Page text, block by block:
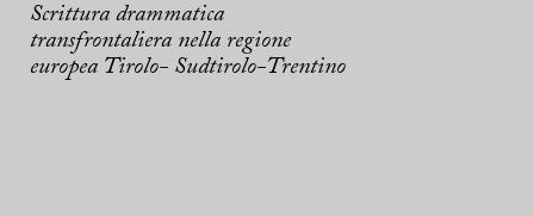
Scrittura drammatica
transfrontaliera nella regione
europea Tirolo- Sudtirolo-Trentino